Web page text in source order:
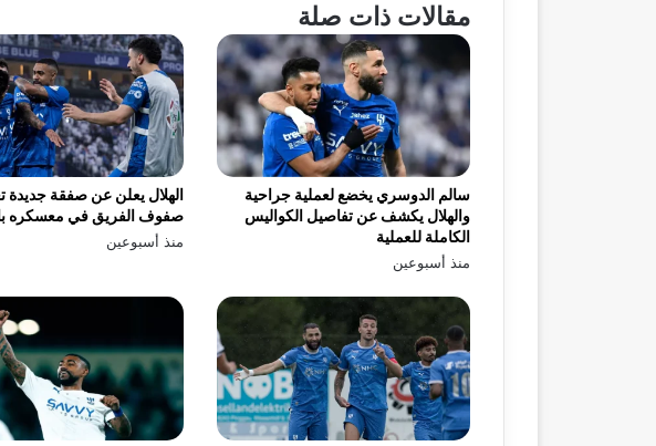
مقالات ذات صلة
الهلال يعلن عن صفقة جديدة
صفوف الفريق في معسكره
منذ أسبوعين
سالم الدوسري يخضع لعملية جراحية
والهلال يكشف عن تفاصيل الكواليس
الكاملة للعملية
منذ أسبوعين